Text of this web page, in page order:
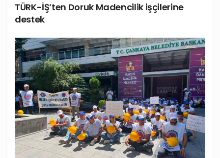
TÜRK-İŞ’ten Doruk Madencilik işçilerine
destek